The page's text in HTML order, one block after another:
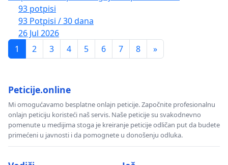
93 potpisi
93 Potpisi / 30 dana
26 Jul 2026
1
2 3 4 5 6 7 8 »
Peticije.online
Mi omogućavamo besplatne onlajn peticije. Započnite profesionalnu
onlajn peticiju koristeći naš servis. Naše peticije su svakodnevno
pomenute u medijima stoga je kreiranje peticije odličan put da budete
primećeni u javnosti i da pomognete u donošenju odluka.